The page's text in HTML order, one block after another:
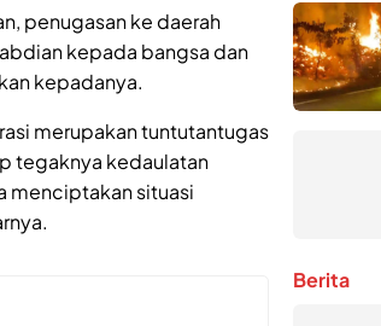
penugasan ke daerah
kepada bangsa dan
kepadanya.
merupakan tuntutantugas
tegaknya kedaulatan
menciptakan situasi
Berita